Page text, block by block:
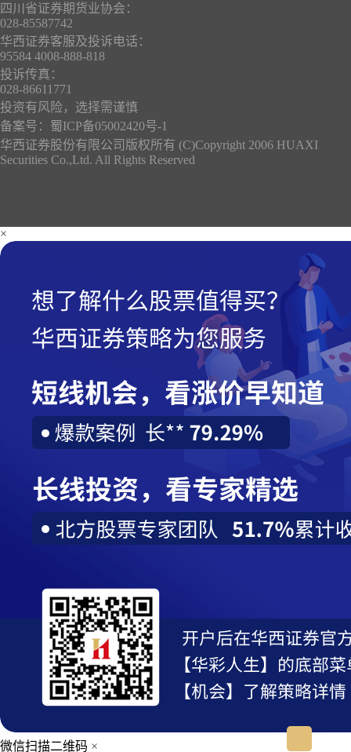
四川省证券期货业协会：
028-85587742
华西证券客服及投诉电话：
95584 4008-888-818
投诉传真：
028-86611771
投资有风险，选择需谨慎
备案号： 蜀ICP备05002420号-1
华西证券股份有限公司版权所有 (C)Copyright 2006 HUAXI
Securities Co.,Ltd. All Rights Reserved
×
微信扫描二维码 ×